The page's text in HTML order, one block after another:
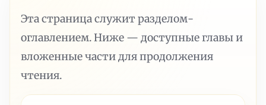
Эта страница служит разделом-
оглавлением. Ниже — доступные главы и
вложенные части для продолжения
чтения.